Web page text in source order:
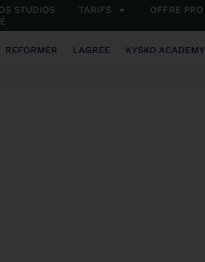
STUDIOS TARIFS OFFRE PRO
REFORMER LAGREE KYSKO ACADEMY